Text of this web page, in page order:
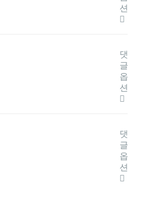
션
댓
글
옵
션
댓
글
옵
션